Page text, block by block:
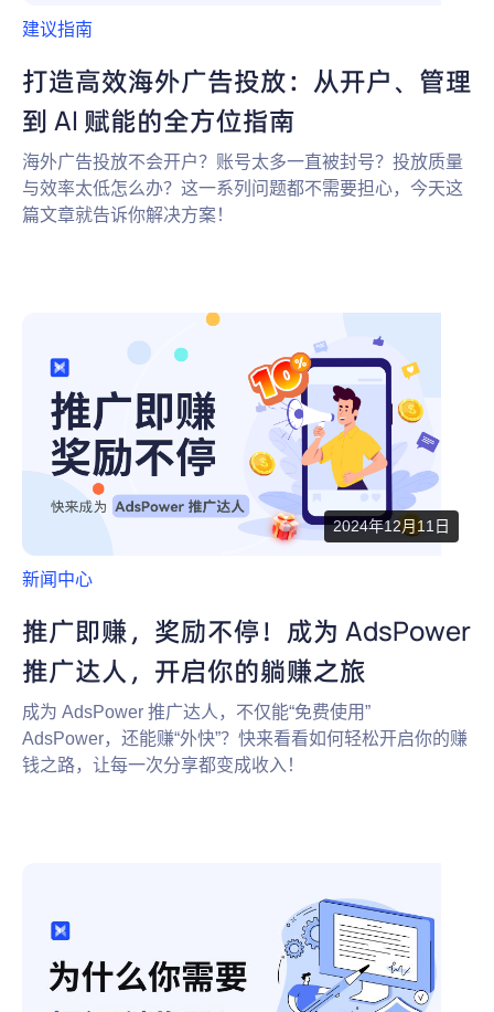
建议指南
打造高效海外广告投放：从开户、管理
到 AI 赋能的全方位指南
海外广告投放不会开户？账号太多一直被封号？投放质量
与效率太低怎么办？这一系列问题都不需要担心，今天这
篇文章就告诉你解决方案！
2024年12月11日
新闻中心
推广即赚，奖励不停！成为 AdsPower
推广达人，开启你的躺赚之旅
成为 AdsPower 推广达人，不仅能“免费使用”
AdsPower，还能赚“外快”？快来看看如何轻松开启你的赚
钱之路，让每一次分享都变成收入！